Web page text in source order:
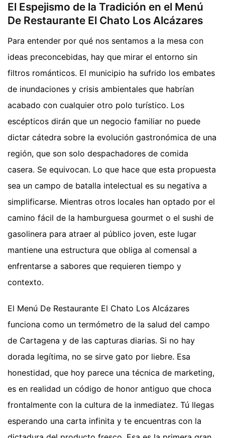
El Espejismo de la Tradición en el Menú
De Restaurante El Chato Los Alcázares
Para entender por qué nos sentamos a la mesa con
ideas preconcebidas, hay que mirar el entorno sin
filtros románticos. El municipio ha sufrido los embates
de inundaciones y crisis ambientales que habrían
acabado con cualquier otro polo turístico. Los
escépticos dirán que un negocio familiar no puede
dictar cátedra sobre la evolución gastronómica de una
región, que son solo despachadores de comida
casera. Se equivocan. Lo que hace que esta propuesta
sea un campo de batalla intelectual es su negativa a
simplificarse. Mientras otros locales han optado por el
camino fácil de la hamburguesa gourmet o el sushi de
gasolinera para atraer al público joven, este lugar
mantiene una estructura que obliga al comensal a
enfrentarse a sabores que requieren tiempo y
contexto.
El Menú De Restaurante El Chato Los Alcázares
funciona como un termómetro de la salud del campo
de Cartagena y de las capturas diarias. Si no hay
dorada legítima, no se sirve gato por liebre. Esa
honestidad, que hoy parece una técnica de marketing,
es en realidad un código de honor antiguo que choca
frontalmente con la cultura de la inmediatez. Tú llegas
esperando una carta infinita y te encuentras con la